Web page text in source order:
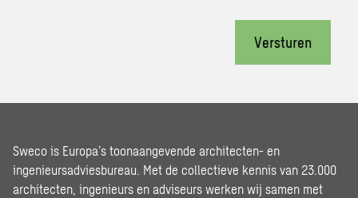
Versturen
Sweco is Europa’s toonaangevende architecten- en
ingenieursadviesbureau. Met de collectieve kennis van 23.000
architecten, ingenieurs en adviseurs werken wij samen met